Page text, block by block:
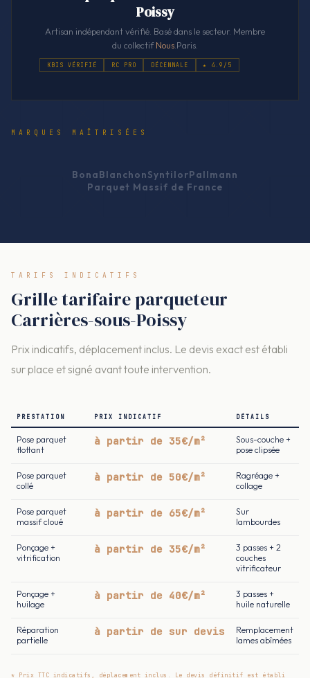
Poissy
Artisan indépendant vérifié. Basé dans le secteur. Membre
du collectifNous .Paris.
KBIS VÉRIFIÉ RC PRO DÉCENNALE ★ 4.9/5
MARQUES MAÎTRISÉES
BonaBlanchonSyntilorPallmann
Parquet Massif de France
TARIFS INDICATIFS
Grille tarifaire parqueteur
Carrières-sous-Poissy
Prix indicatifs, déplacement inclus. Le devis exact est établi
sur place et signé avant toute intervention.
PRESTATION PRIX INDICATIF DÉTAILS
Pose parquet
flottant
à partir de 35€/m²
Sous-couche +
pose clipsée
Pose parquet
collé
à partir de 50€/m²
Ragréage +
collage
Pose parquet
massif cloué
à partir de 65€/m²
Sur
lambourdes
Ponçage +
vitrification
à partir de 35€/m²
3 passes + 2
couches
vitrificateur
Ponçage +
huilage
à partir de 40€/m²
3 passes +
huile naturelle
Réparation
partielle
à partir de sur devis
Remplacement
lames abîmées
* Prix TTC indicatifs, déplacement inclus. Le devis définitif est établi